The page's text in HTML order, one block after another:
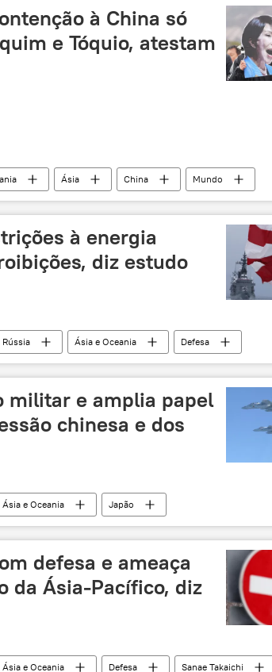
à China só
e Tóquio, atestam
Ásia China
Mundo
Taiwan Japão Constituição
EUA
à energia
diz estudo
Rússia Ásia e Oceania
Defesa
Unidos Associated Press Sputnik
militar e amplia papel
chinesa e dos
Ásia e Oceania
Japão
News Sanae Takaichi
Shinzo Abe
Constituição
defesa e ameaça
da Ásia-Pacífico, diz
Ásia e Oceania Defesa Sanae Takaichi